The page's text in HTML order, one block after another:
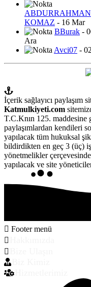
ABDURRAHMAN
KOMAZ - 16 Mar
BBurak -
Ara
Avci07 -
İçerik sağlayıcı paylaşım
Katmulkiyeti.com
T.C.Knın 125. maddesine
paylaşımlardan kendileri
yapılacak tüm hukuksal
bildirdikten en geç 3 (üç)
yönetmelikler
yapılacak ve site
Footer menü